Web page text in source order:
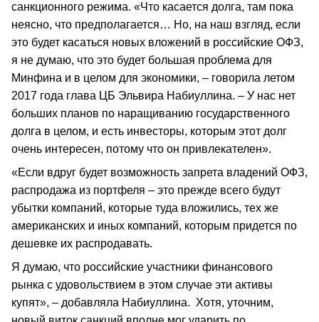
санкционного режима. «Что касается долга, там пока
неясно, что предполагается… Но, на наш взгляд, если
это будет касаться новых вложений в российские ОФЗ,
я не думаю, что это будет большая проблема для
Минфина и в целом для экономики, – говорила летом
2017 года глава ЦБ Эльвира Набиуллина. – У нас нет
больших планов по наращиванию государственного
долга в целом, и есть инвесторы, которым этот долг
очень интересен, потому что он привлекателен».
«Если вдруг будет возможность запрета владений ОФЗ,
распродажа из портфеля – это прежде всего будут
убытки компаний, которые туда вложились, тех же
американских и иных компаний, которым придется по
дешевке их распродавать.
Я думаю, что российские участники финансового
рынка с удовольствием в этом случае эти активы
купят», – добавляла Набиуллина. Хотя, уточним,